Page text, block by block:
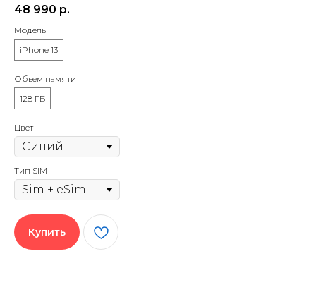
48 990 р.
Модель
iPhone 13
Объем памяти
128 ГБ
Цвет
Тип SIM
Купить